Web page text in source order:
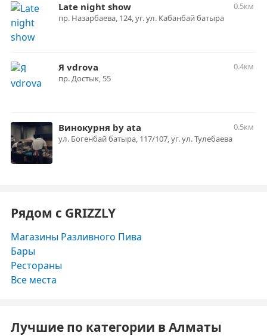
Late night show
0.5км
пр. Назарбаева, 124, уг. ул. Кабанбай батыра
Я vdrova
0.4км
пр. Достык, 55
Винокурня by ata
0.5км
ул. Богенбай батыра, 117/107, уг. ул. Тулебаева
Рядом с GRIZZLY
Магазины Разливного Пива
Бары
Рестораны
Все места
Лучшие по категории в Алматы